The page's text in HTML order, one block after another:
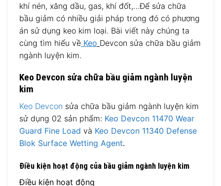
khí nén, xăng dầu, gas, khí đốt,…Để sửa chữa
bầu giảm có nhiều giải pháp trong đó có phương
án sử dụng keo kim loại. Bài viết này chúng ta
cùng tìm hiểu về Keo Devcon sửa chữa bầu giảm
ngành luyện kim.
Keo Devcon sửa chữa bầu giảm ngành luyện
kim
Keo Devcon sửa chữa bầu giảm ngành luyện kim
sử dụng 02 sản phẩm: Keo Devcon 11470 Wear
Guard Fine Load và Keo Devcon 11340 Defense
Blok Surface Wetting Agent.
Điều kiện hoạt động của bầu giảm ngành luyện kim
Điều kiện hoạt động